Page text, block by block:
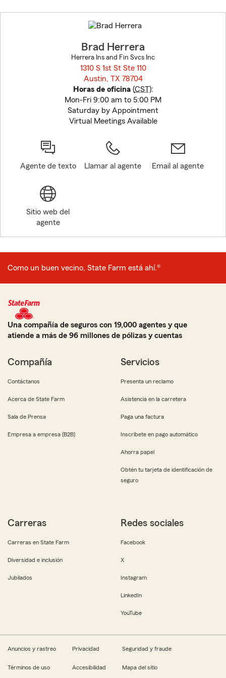
to
before
Brad Herrera
Herrera Ins and Fin Svcs Inc
1310 S 1st St Ste 110
Austin, TX 78704
Horas de oficina(CST):
Mon-Fri 9:00 am to 5:00 PM
Saturday by Appointment
Virtual Meetings Available
Agente de texto Llamar al agente Email al agente
Sitio web del
agente
Como un buen vecino, State Farm está ahí.®
Una compañía de seguros con 19,000 agentes y que
atiende a más de 96 millones de pólizas y cuentas
Compañía
Contáctanos
Acerca de State Farm
Sala de Prensa
Empresa a empresa (B2B)
Servicios
Presenta un reclamo
Asistencia en la carretera
Paga una factura
Inscríbete en pago automático
Ahorra papel
Obtén tu tarjeta de identificación de
seguro
Carreras
Carreras en State Farm
Diversidad e inclusión
Jubilados
Redes sociales
Facebook
X
Instagram
LinkedIn
YouTube
Anuncios y rastreo Privacidad Seguridad y fraude
Términos de uso Accesibilidad Mapa del sitio